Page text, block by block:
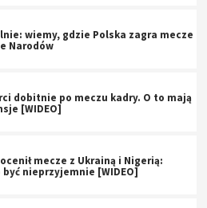
wiemy, gdzie Polska zagra mecze
Narodów
dobitnie po meczu kadry. O to mają
[WIDEO]
mecze z Ukrainą i Nigerią:
być nieprzyjemnie [WIDEO]